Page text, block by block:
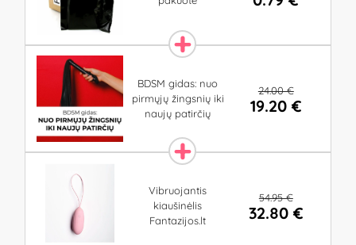
BDSM gidas: nuo
pirmųjų žingsnių iki
naujų patirčių
24.00 €
19.20 €
Vibruojantis
kiaušinėlis
Fantazijos.lt
54.95 €
32.80 €